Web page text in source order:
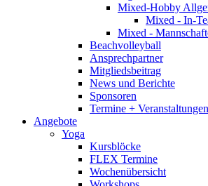
Mixed-Hobby
Mixed - In-
Mixed -
Beachvolleyball
Ansprechpartner
Mitgliedsbeitrag
News und Berichte
Sponsoren
Termine + Veranstaltungen
Angebote
Yoga
Kursblöcke
FLEX Termine
Wochenübersicht